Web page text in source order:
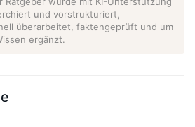
und vorstrukturiert,
überarbeitet, faktengeprüft und um
ergänzt.